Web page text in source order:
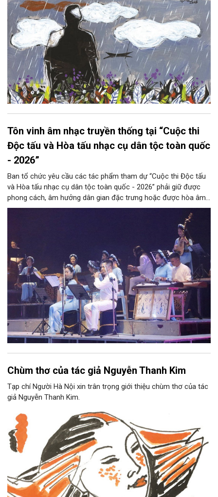
Tôn vinh âm nhạc truyền thống tại “Cuộc thi
Độc tấu và Hòa tấu nhạc cụ dân tộc toàn quốc
- 2026”
Ban tổ chức yêu cầu các tác phẩm tham dự “Cuộc thi Độc tấu
và Hòa tấu nhạc cụ dân tộc toàn quốc - 2026” phải giữ được
phong cách, âm hưởng dân gian đặc trưng hoặc được hòa âm,
phối khí mới trên nền tảng làn điệu âm nhạc truyền thống Việt
Nam, đồng thời phải được trình diễn trực tiếp bằng nhạc cụ dân
Chùm thơ của tác giả Nguyễn Thanh Kim
Tạp chí Người Hà Nội xin trân trọng giới thiệu chùm thơ của tác
giả Nguyễn Thanh Kim.